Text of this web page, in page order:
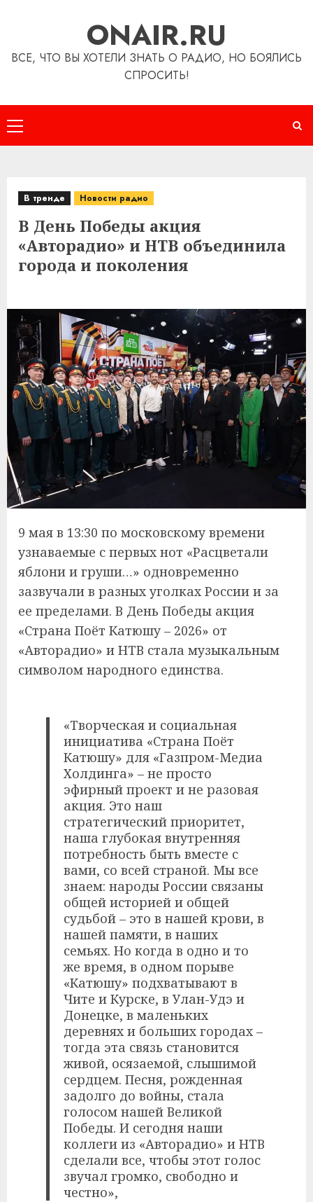
ONAIR.RU
ВСЕ, ЧТО ВЫ ХОТЕЛИ ЗНАТЬ О РАДИО, НО БОЯЛИСЬ
СПРОСИТЬ!
Основное
меню
В тренде Новости радио
В День Победы акция
«Авторадио» и НТВ объединила
города и поколения
9 мая в 13:30 по московскому времени
узнаваемые с первых нот «Расцветали
яблони и груши…» одновременно
зазвучали в разных уголках России и за
ее пределами. В День Победы акция
«Страна Поёт Катюшу – 2026» от
«Авторадио» и НТВ стала музыкальным
символом народного единства.
«Творческая и социальная
инициатива «Страна Поёт
Катюшу» для «Газпром-Медиа
Холдинга» – не просто
эфирный проект и не разовая
акция. Это наш
стратегический приоритет,
наша глубокая внутренняя
потребность быть вместе с
вами, со всей страной. Мы все
знаем: народы России связаны
общей историей и общей
судьбой – это в нашей крови, в
нашей памяти, в наших
семьях. Но когда в одно и то
же время, в одном порыве
«Катюшу» подхватывают в
Чите и Курске, в Улан-Удэ и
Донецке, в маленьких
деревнях и больших городах –
тогда эта связь становится
живой, осязаемой, слышимой
сердцем. Песня, рожденная
задолго до войны, стала
голосом нашей Великой
Победы. И сегодня наши
коллеги из «Авторадио» и НТВ
сделали все, чтобы этот голос
звучал громко, свободно и
честно»,